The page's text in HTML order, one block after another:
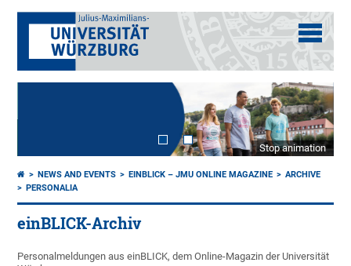
Stop animation
NEWS AND EVENTS EINBLICK – JMU ONLINE MAGAZINE
ARCHIVE
PERSONALIA
einBLICK-Archiv
Personalmeldungen aus einBLICK, dem Online-Magazin der Universität